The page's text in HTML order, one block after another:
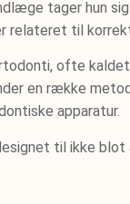
tager hun
relateret til
ofte
en række
apparatur.
til ikke